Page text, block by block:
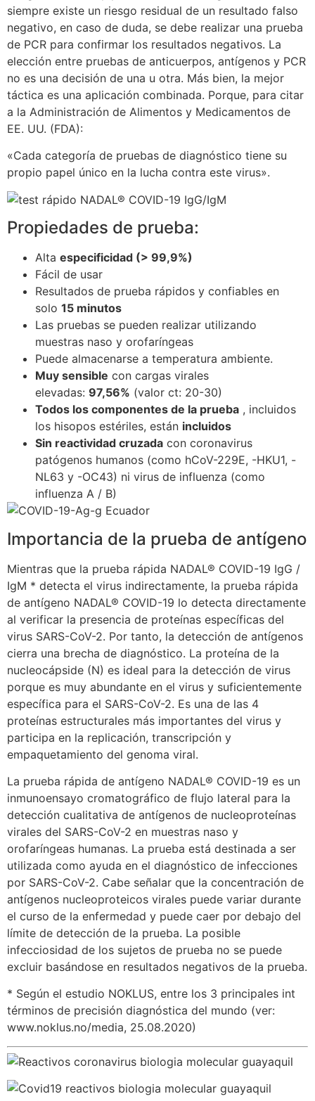
siempre existe un riesgo residual de un resultado falso
negativo, en caso de duda, se debe realizar una prueba
de PCR para confirmar los resultados negativos. La
elección entre pruebas de anticuerpos, antígenos y PCR
no es una decisión de una u otra. Más bien, la mejor
táctica es una aplicación combinada. Porque, para citar
a la Administración de Alimentos y Medicamentos de
EE. UU. (FDA):
«Cada categoría de pruebas de diagnóstico tiene su
propio papel único en la lucha contra este virus».
Propiedades de prueba:
Alta especificidad (> 99,9%)
Fácil de usar
Resultados de prueba rápidos y confiables en
solo 15 minutos
Las pruebas se pueden realizar utilizando
muestras naso y orofaríngeas
Puede almacenarse a temperatura ambiente.
Muy sensible con cargas virales
elevadas: 97,56% (valor ct: 20-30)
Todos los componentes de la prueba , incluidos
los hisopos estériles, están incluidos
Sin reactividad cruzada con coronavirus
patógenos humanos (como hCoV-229E, -HKU1, -
NL63 y -OC43) ni virus de influenza (como
influenza A / B)
Importancia de la prueba de antígeno
Mientras que la prueba rápida NADAL® COVID-19 IgG /
IgM * detecta el virus indirectamente, la prueba rápida
de antígeno NADAL® COVID-19 lo detecta directamente
al verificar la presencia de proteínas específicas del
virus SARS-CoV-2. Por tanto, la detección de antígenos
cierra una brecha de diagnóstico. La proteína de la
nucleocápside (N) es ideal para la detección de virus
porque es muy abundante en el virus y suficientemente
específica para el SARS-CoV-2. Es una de las 4
proteínas estructurales más importantes del virus y
participa en la replicación, transcripción y
empaquetamiento del genoma viral.
La prueba rápida de antígeno NADAL® COVID-19 es un
inmunoensayo cromatográfico de flujo lateral para la
detección cualitativa de antígenos de nucleoproteínas
virales del SARS-CoV-2 en muestras naso y
orofaríngeas humanas. La prueba está destinada a ser
utilizada como ayuda en el diagnóstico de infecciones
por SARS-CoV-2. Cabe señalar que la concentración de
antígenos nucleoproteicos virales puede variar durante
el curso de la enfermedad y puede caer por debajo del
límite de detección de la prueba. La posible
infecciosidad de los sujetos de prueba no se puede
excluir basándose en resultados negativos de la prueba.
* Según el estudio NOKLUS, entre los 3 principales int
términos de precisión diagnóstica del mundo (ver:
www.noklus.no/media, 25.08.2020)